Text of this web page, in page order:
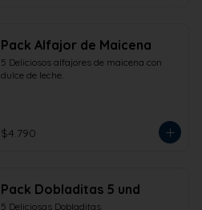
Pack Alfajor de Maicena
5 Deliciosos alfajores de maicena con
dulce de leche.
$4.790
Pack Dobladitas 5 und
5 Deliciosas Dobladitas